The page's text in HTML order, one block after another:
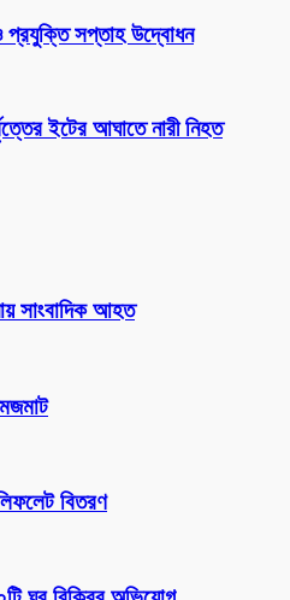
প্রযুক্তি সপ্তাহ উদ্বোধন
ইটের আঘাতে নারী নিহত
সাংবাদিক আহত
বিতরণ